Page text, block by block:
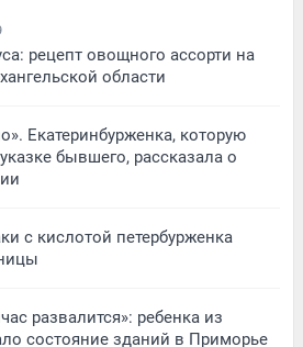
рецепт овощного ассорти на
области
Екатеринбурженка, которую
бывшего, рассказала о
с кислотой петербурженка
развалится»: ребенка из
состояние зданий в Приморье